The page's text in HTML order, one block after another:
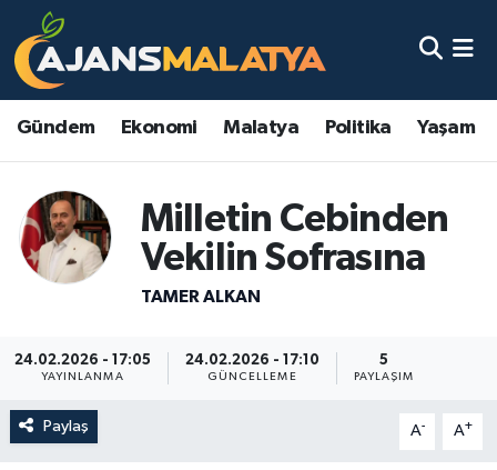
Gündem Ekonomi Malatya Politika Yaşam
Milletin Cebinden
Vekilin Sofrasına
TAMER ALKAN
24.02.2026 - 17:05
YAYINLANMA
24.02.2026 - 17:10
GÜNCELLEME
5
PAYLAŞIM
Paylaş A- A+
Asayiş
Eğitim
Ekonomi
Kadın
Kültür & Sanat
Malatya Nöbetçi Eczaneler
Malatya Namaz Vakitleri
Malatya Trafik Yoğunluk Haritası
Tüm Manşetler
Son Dakika Haberleri